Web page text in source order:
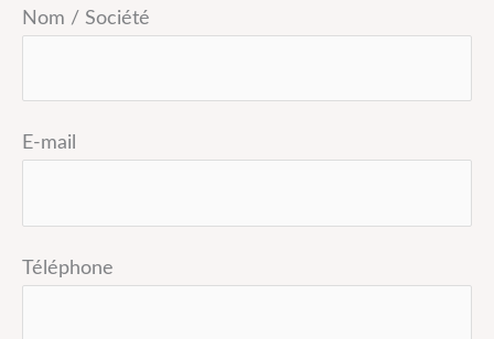
Nom / Société
E-mail
Téléphone